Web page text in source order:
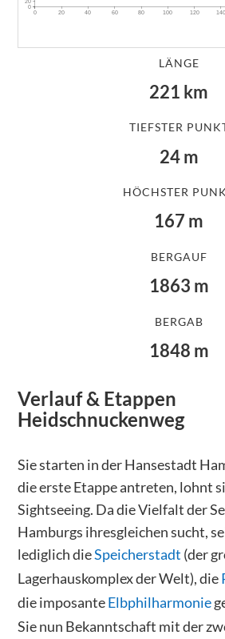
0 20 40 60 80 100 120 140
0
LÄNGE
221 km
TIEFSTER
24m
HÖCHSTER
167 m
BERGAUF
1863 m
BERGAB
1848 m
Verlauf & Etappen
Heidschnuckenweg
Sie starten in der Hansestadt
die erste Etappe antreten, lohnt
Sightseeing. Da die Vielfalt der
Hamburgs ihresgleichen sucht,
lediglich dieSpeicherstadt (der
Lagerhauskomplex der Welt), die
die imposanteElbphilharmonie
Sie nun Bekanntschaft mit der